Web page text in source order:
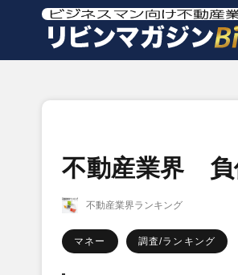
不動産業界 負
不動産業界ランキング
マネー 調査/ランキング